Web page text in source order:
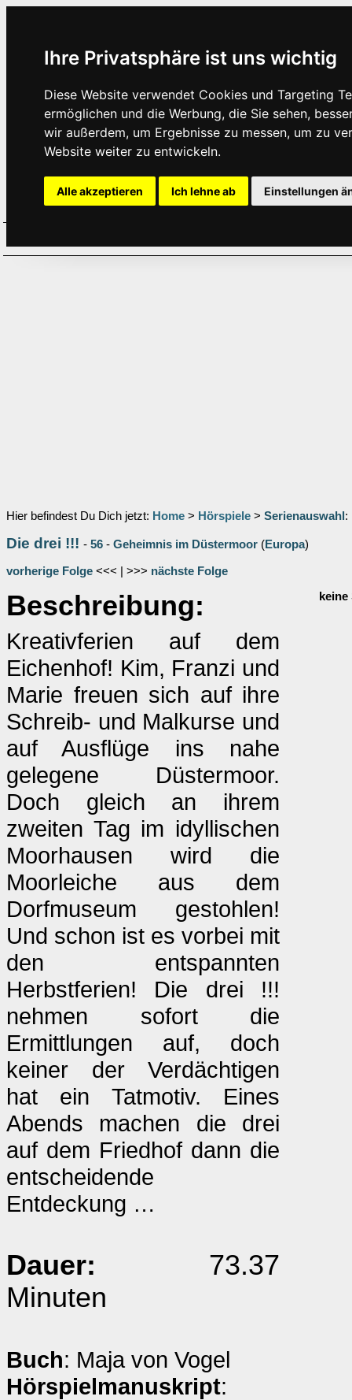
Ihre Privatsphäre ist uns wichtig
Diese Website verwendet Cookies und Targeting
ermöglichen und die Werbung, die Sie sehen,
wir außerdem, um Ergebnisse zu messen, um zu
Website weiter zu entwickeln.
Alle akzeptieren Ich lehne ab Einstellungen
Hier befindest Du Dich jetzt: Home > Hörspiele > Serienauswahl :
Die drei !!! - 56 - Geheimnis im Düstermoor (Europa)
vorherige Folge <<< | >>> nächste Folge
Beschreibung:
Kreativferien auf dem
Eichenhof! Kim, Franzi und
Marie freuen sich auf ihre
Schreib- und Malkurse und
auf Ausflüge ins nahe
gelegene Düstermoor.
Doch gleich an ihrem
zweiten Tag im idyllischen
Moorhausen wird die
Moorleiche aus dem
Dorfmuseum gestohlen!
Und schon ist es vorbei mit
den entspannten
Herbstferien! Die drei !!!
nehmen sofort die
Ermittlungen auf, doch
keiner der Verdächtigen
hat ein Tatmotiv. Eines
Abends machen die drei
auf dem Friedhof dann die
entscheidende
Entdeckung …
Dauer: 73.37
Minuten
Buch: Maja von Vogel
Hörspielmanuskript: